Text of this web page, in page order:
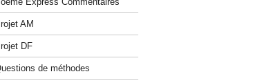
AM
DF
de méthodes